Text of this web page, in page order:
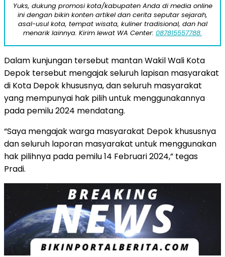
Yuks, dukung promosi kota/kabupaten Anda di media online
ini dengan bikin konten artikel dan cerita seputar sejarah,
asal-usul kota, tempat wisata, kuliner tradisional, dan hal
menarik lainnya. Kirim lewat WA Center: 087815557788.
Dalam kunjungan tersebut mantan Wakil Wali Kota
Depok tersebut mengajak seluruh lapisan masyarakat
di Kota Depok khususnya, dan seluruh masyarakat
yang mempunyai hak pilih untuk menggunakannya
pada pemilu 2024 mendatang.
“Saya mengajak warga masyarakat Depok khususnya
dan seluruh laporan masyarakat untuk menggunakan
hak pilihnya pada pemilu 14 Februari 2024,” tegas
Pradi.